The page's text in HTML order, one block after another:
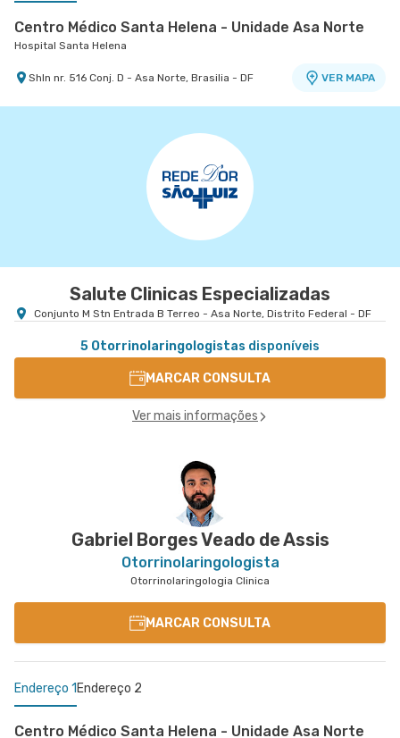
Centro Médico Santa Helena - Unidade Asa Norte
Hospital Santa Helena
Shln nr. 516 Conj. D - Asa Norte, Brasilia - DF VER MAPA
Centro Medico Santa Luzia - Unidade Ohb
Shls nr. 716 Conjunto A Bloco B 2 Andar - Edifício
Ohb - Asa Sul, Brasilia - DF
Salute Clinicas Especializadas
Conjunto M Stn Entrada B Terreo - Asa Norte, Distrito Federal - DF
5 Otorrinolaringologistas disponíveis
MARCAR CONSULTA
Ver mais informações
Gabriel Borges Veado de Assis
Otorrinolaringologista
Otorrinolaringologia Clinica
MARCAR CONSULTA
Endereço 1 Endereço 2
Centro Médico Santa Helena - Unidade Asa Norte